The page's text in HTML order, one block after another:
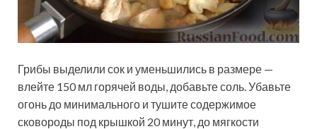
Грибы выделили сок и уменьшились в размере —
влейте 150 мл горячей воды, добавьте соль. Убавьте
огонь до минимального и тушите содержимое
сковороды под крышкой 20 минут, до мягкости